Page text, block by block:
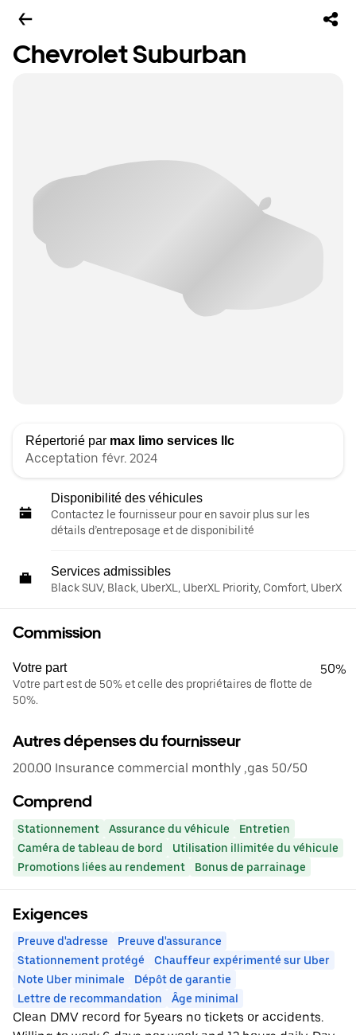
Chevrolet Suburban
Répertorié par max limo services llc
Acceptation févr. 2024
Disponibilité des véhicules
Contactez le fournisseur pour en savoir plus sur les
détails d’entreposage et de disponibilité
Services admissibles
Black SUV, Black, UberXL, UberXL Priority, Comfort, UberX
Commission
Votre part
Votre part est de 50% et celle des propriétaires de flotte de
50%.
50%
Autres dépenses du fournisseur
200.00 Insurance commercial monthly ,gas 50/50
Comprend
Stationnement Assurance du véhicule
Entretien
Caméra de tableau de bord
Utilisation illimitée du véhicule
Promotions liées au rendement
Bonus de parrainage
Exigences
Preuve d'adresse
Preuve d'assurance
Stationnement protégé
Chauffeur expérimenté sur Uber
Note Uber minimale
Dépôt de garantie
Lettre de recommandation
Âge minimal
Clean DMV record for 5years no tickets or accidents.